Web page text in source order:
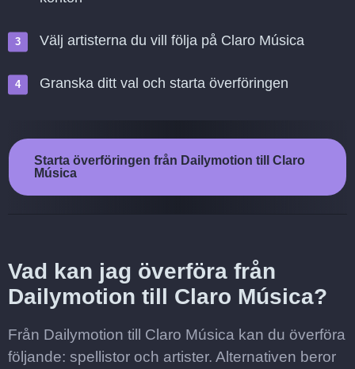
Välj artisterna du vill följa på Claro Música
Granska ditt val och starta överföringen
Starta överföringen från Dailymotion till Claro
Música
Vad kan jag överföra från
Dailymotion till Claro Música?
Från Dailymotion till Claro Música kan du överföra
följande: spellistor och artister. Alternativen beror